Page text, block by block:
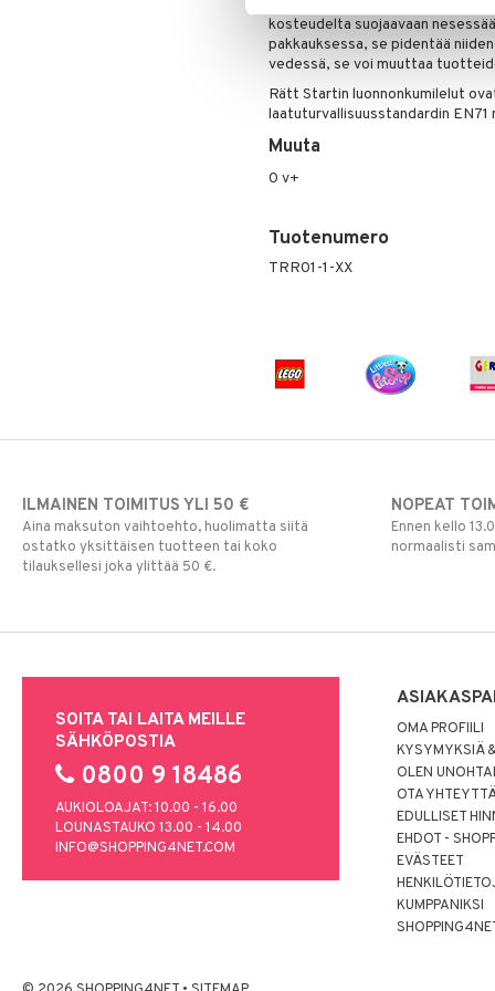
kosteudelta suojaavaan
pakkauksessa, se pidentää
vedessä, se voi muuttaa
Rätt Startin luonnonkumilelut
laatuturvallisuusstandardin EN71
Muuta
0 v+
Tuotenumero
TRR01-1-XX
ILMAINEN TOIMITUS YLI 50 €
Aina maksuton vaihtoehto, huolimatta siitä
ostatko yksittäisen tuotteen tai koko
tilauksellesi joka ylittää 50 €.
NOPEAT
Ennen kello
normaalisti
SOITA TAI LAITA MEILLE
SÄHKÖPOSTIA
0800 9 18486
AUKIOLOAJAT: 10.00 - 16.00
LOUNASTAUKO 13.00 - 14.00
INFO@SHOPPING4NET.COM
OMA PROFIILI
KYSYMYKSIÄ
OLEN
OTA
EDULLISET
EHDOT -
EVÄSTEET
KUMPPANIKSI